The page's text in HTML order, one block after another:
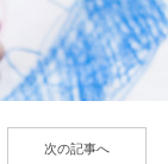
次の記事へ